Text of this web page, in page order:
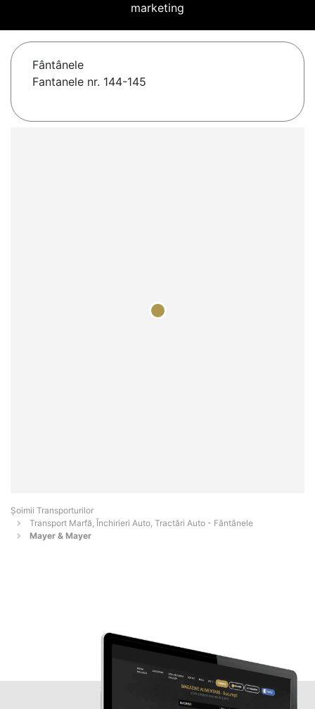
marketing
Fântânele
Fantanele nr. 144-145
Șoimii Transporturilor
Transport Marfă, Închirieri Auto, Tractări Auto - Fântânele
Mayer & Mayer